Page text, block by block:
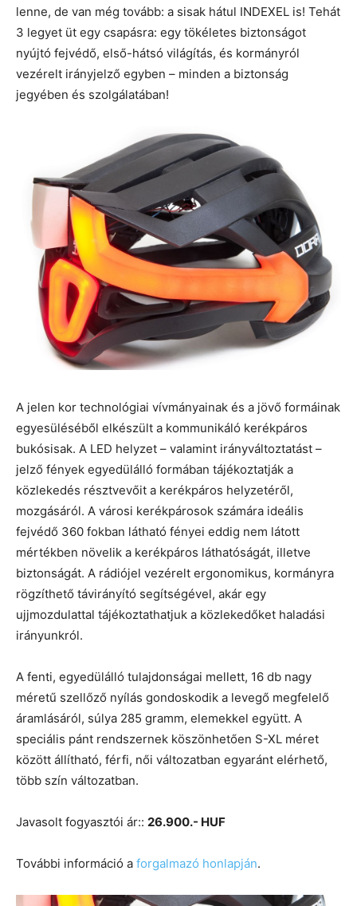
lenne, de van még tovább: a sisak hátul INDEXEL is! Tehát
3 legyet üt egy csapásra: egy tökéletes biztonságot
nyújtó fejvédő, első-hátsó világítás, és kormányról
vezérelt irányjelző egyben – minden a biztonság
jegyében és szolgálatában!
A jelen kor technológiai vívmányainak és a jövő formáinak
egyesüléséből elkészült a kommunikáló kerékpáros
bukósisak. A LED helyzet – valamint irányváltoztatást –
jelző fények egyedülálló formában tájékoztatják a
közlekedés résztvevőit a kerékpáros helyzetéről,
mozgásáról. A városi kerékpárosok számára ideális
fejvédő 360 fokban látható fényei eddig nem látott
mértékben növelik a kerékpáros láthatóságát, illetve
biztonságát. A rádiójel vezérelt ergonomikus, kormányra
rögzíthető távirányító segítségével, akár egy
ujjmozdulattal tájékoztathatjuk a közlekedőket haladási
irányunkról.
A fenti, egyedülálló tulajdonságai mellett, 16 db nagy
méretű szellőző nyílás gondoskodik a levegő megfelelő
áramlásáról, súlya 285 gramm, elemekkel együtt. A
speciális pánt rendszernek köszönhetően S-XL méret
között állítható, férfi, női változatban egyaránt elérhető,
több szín változatban.
Javasolt fogyasztói ár:: 26.900.- HUF
További információ a forgalmazó honlapján.